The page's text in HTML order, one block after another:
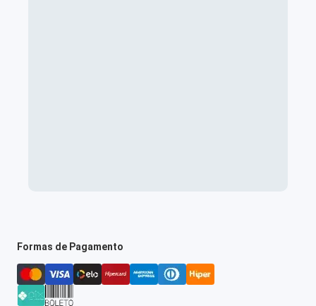
Formas de Pagamento